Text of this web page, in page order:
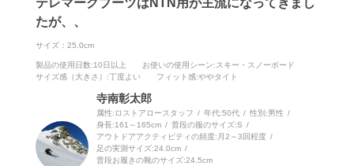
テレマークブーツはNTN用が主流になってきまし
たが、、
サイズ：25.0cm
製品の使用日数:10日以上 お使いの使用シーン:スキー・スノーボード
サイズ感（大きさ） :丁度よい フィット感:ややタイト
寺南彰太郎
属性:ロストアロースタッフ 年代:50代 性別:男性
身長:161～165cm 普段の服のサイズ:S
アウトドアアクティビティの頻度: 月2～3回程度
足の実測サイズ:24.0cm
普段お履きの靴のサイズ:24.5cm